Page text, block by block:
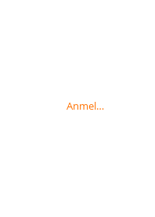
Anmelden